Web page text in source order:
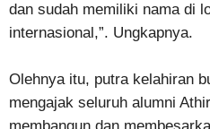
dan sudah memiliki nama di
internasional,”. Ungkapnya.
Olehnya itu, putra kelahiran
mengajak seluruh alumni